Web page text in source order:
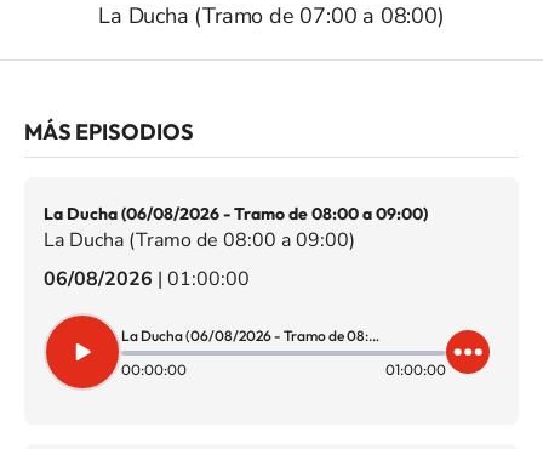
La Ducha (Tramo de 07:00 a 08:00)
MÁS EPISODIOS
La Ducha (06/08/2026 - Tramo de 08:00 a 09:00)
La Ducha (Tramo de 08:00 a 09:00)
06/08/2026 | 01:00:00
La Ducha (06/08/2026 - Tramo de 08:00 a 09:00)
00:00:00
01:00:00